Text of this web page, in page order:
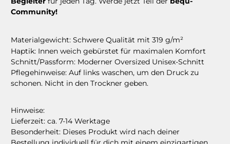
Community!
Materialgewicht: Schwere Qualität mit 319 g/m²
Haptik: Innen weich gebürstet für maximalen Komfort
Schnitt/Passform: Moderner Oversized Unisex-Schnitt
Pflegehinweise: Auf links waschen, um den Druck zu
schonen. Nicht in den Trockner geben.
Hinweise:
Lieferzeit: ca. 7-14 Werktage
Besonderheit: Dieses Produkt wird nach deiner